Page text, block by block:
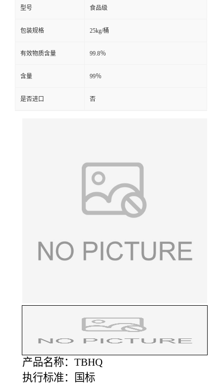
型号 食品级
包装规格 25kg/桶
有效物质含量 99.8％
含量 99％
是否进口 否
产品名称：TBHQ
执行标准：国标